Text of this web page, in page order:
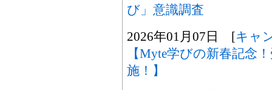
び」意識調査
2026年01月07日 [キャ
【Myte学びの新春記念
施！】